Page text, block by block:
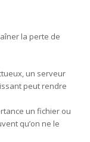
la perte de
un serveur
peut rendre
un fichier ou
qu’on ne le